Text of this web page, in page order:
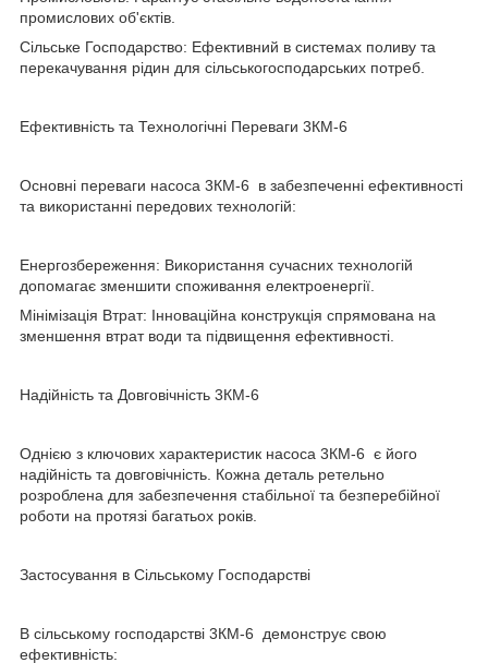
промислових об'єктів.
Сільське Господарство: Ефективний в системах поливу та
перекачування рідин для сільськогосподарських потреб.
Ефективність та Технологічні Переваги 3КМ-6
Основні переваги насоса 3КМ-6 в забезпеченні ефективності
та використанні передових технологій:
Енергозбереження: Використання сучасних технологій
допомагає зменшити споживання електроенергії.
Мінімізація Втрат: Інноваційна конструкція спрямована на
зменшення втрат води та підвищення ефективності.
Надійність та Довговічність 3КМ-6
Однією з ключових характеристик насоса 3КМ-6 є його
надійність та довговічність. Кожна деталь ретельно
розроблена для забезпечення стабільної та безперебійної
роботи на протязі багатьох років.
Застосування в Сільському Господарстві
В сільському господарстві 3КМ-6 демонструє свою
ефективність: